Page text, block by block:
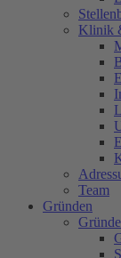
Klinik
Team
Gründen